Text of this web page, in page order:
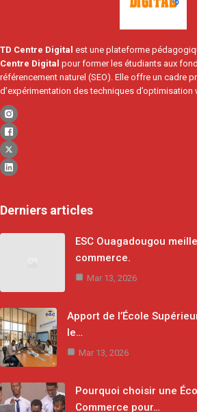
TD Centre Digital est une plateforme
Centre Digital pour former les étudiants aux
référencement naturel (SEO). Elle offre un cadre
d’expérimentation des techniques d’optimisation
Derniers articles
ESC Ouagadougou
commerce.
Mar 13, 2026
Apport de l’École
le…
Mar 13, 2026
Pourquoi choisir une
Commerce pour…